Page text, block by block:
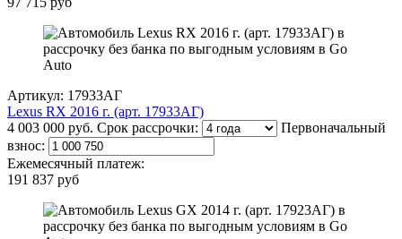
Артикул: 17933АГ
Lexus RX 2016 г. (арт. 17933АГ)
4 003 000 руб. Срок рассрочки:
Первоначальный
взнос:
Ежемесячный платеж:
191 837 руб